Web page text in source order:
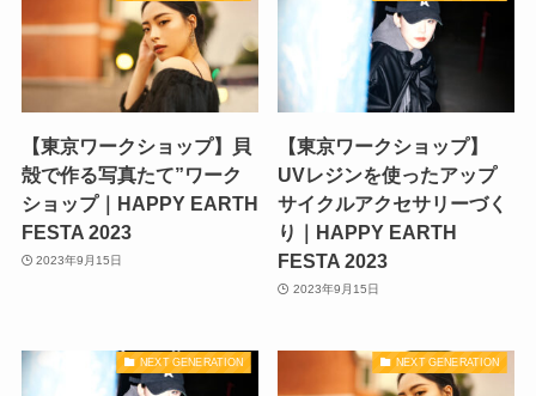
【東京ワークショップ】貝
殻で作る写真たて”ワーク
ショップ｜HAPPY EARTH
FESTA 2023
2023年9月15日
【東京ワークショップ】
UVレジンを使ったアップ
サイクルアクセサリーづく
り｜HAPPY EARTH
FESTA 2023
2023年9月15日
NEXT GENERATION NEXT GENERATION